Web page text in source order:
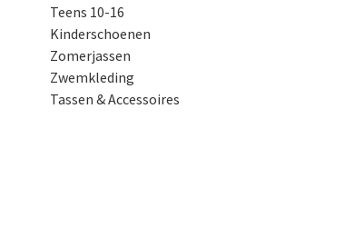
Teens 10-16
Kinderschoenen
Zomerjassen
Zwemkleding
Tassen & Accessoires